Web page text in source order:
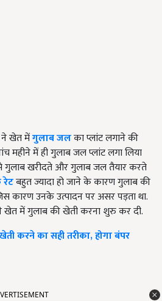
ने खेत मेंगुलाब जलका प्लांट लगाने की
महीने में ही गुलाब जल प्लांट लगा लिया
खरीदते और गुलाब जल तैयार करते
बहुत ज्यादा हो जाने के कारण गुलाब की
कारण उनके उत्पादन पर असर पड़ता था.
खेत में गुलाब की खेती करना शुरु कर दी.
करने का सही तरीका, होगा बंपर